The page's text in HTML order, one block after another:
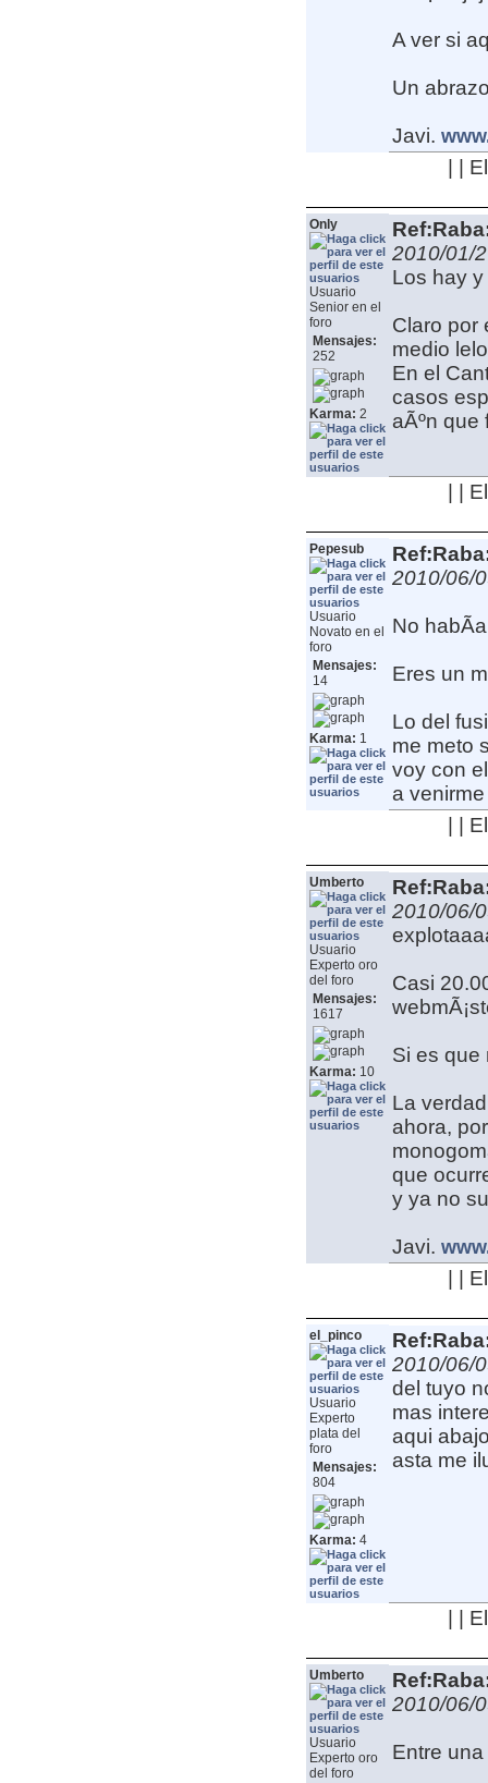
A ver si
Un
Javi.
| |
Only
Usuario
Senior en el
foro
Mensajes:
252
Karma: 2
2010/01/
Los hay
Claro por
medio
En el
casos
aÃºn que
| |
Pepesub
Usuario
Novato en el
foro
Mensajes:
14
Karma: 1
2010/06/
No
Eres un
Lo del
me meto
voy con
a
| |
Umberto
Usuario
Experto oro
del foro
Mensajes:
1617
Karma: 10
2010/06/
Casi
Si es que
La
ahora,
que
y ya no
Javi.
| |
el_pinco
Usuario
Experto
plata del
foro
Mensajes:
804
Karma: 4
2010/06/
del tuyo
mas
aqui
asta me
| |
Umberto
Usuario
Experto oro
del foro
2010/06/
Entre